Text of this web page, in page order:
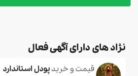
نژاد های دارای آگهی فعال
قیمت و خریدپودل استاندارد